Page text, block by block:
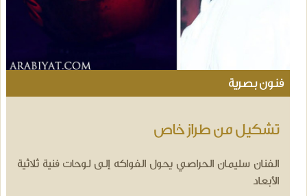
فنون بصرية
تشكيل من طراز خاص
الفنان سليمان الحراصي يحول الفواكه إلى لوحات فنية ثلاثية
الأبعاد